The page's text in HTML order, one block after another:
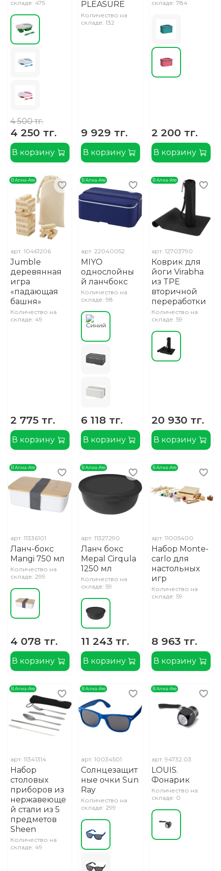
складе: 475
4 500 тг.
4 250 тг.
В корзину
PLEASURE
Количество на
складе: 132
9 929 тг.
В корзину
складе: 784
2 200 тг.
В корзину
В Алма-Ате
арт. 10461206
Jumble
деревянная
игра
«падающая
башня»
Количество на
складе: 49
2 775 тг.
В корзину
В Алма-Ате
арт.22040052
MIYO
однослойны
й ланчбокс
Количество на
складе: 98
6 118 тг.
В корзину
В Алма-Ате
арт.12703790
Коврик для
йоги Virabha
из TPE
вторичной
переработки
Количество на
складе: 59
20 930 тг.
В корзину
В Алма-Ате
арт. 11336101
Ланч-бокс
Mangi 750 мл
Количество на
складе: 299
4 078 тг.
В корзину
В Алма-Ате
арт.11327290
Ланч бокс
Mepal Cirqula
1250 мл
Количество на
складе: 59
11 243 тг.
В корзину
В Алма-Ате
арт.11005400
Набор Monte-
carlo для
настольных
игр
Количество на
складе: 59
8 963 тг.
В корзину
В Алма-Ате
арт. 11341314
Набор
столовых
приборов из
нержавеюще
й стали из 5
предметов
Sheen
Количество на
складе: 49
В Алма-Ате
арт.10034501
Солнцезащит
ные очки Sun
Ray
Количество на
складе: 299
В Алма-Ате
арт.94732.03
LOUIS.
Фонарик
Количество на
складе: 0